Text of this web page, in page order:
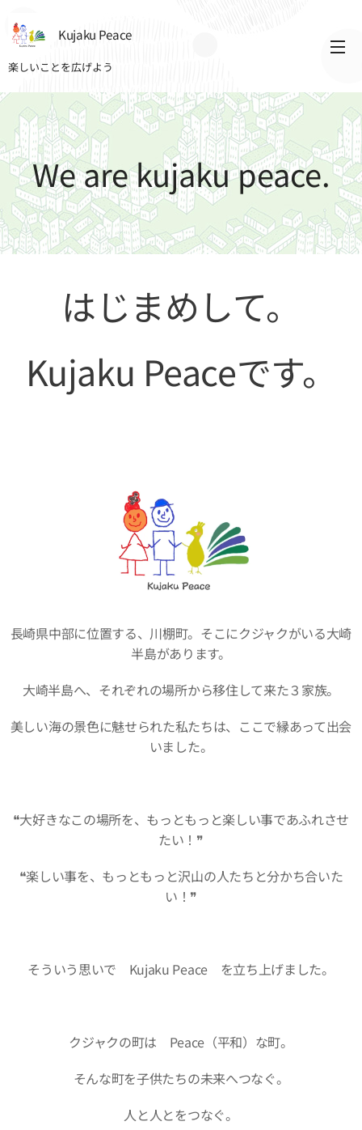
Kujaku Peace
楽しいことを広げよう
We are kujaku peace.
はじまめして。
Kujaku Peaceです。
長崎県中部に位置する、川棚町。そこにクジャクがいる大崎
半島があります。
大崎半島へ、それぞれの場所から移住して来た３家族。
美しい海の景色に魅せられた私たちは、ここで縁あって出会
いました。
❝大好きなこの場所を、もっともっと楽しい事であふれさせ
たい！❞
❝楽しい事を、もっともっと沢山の人たちと分かち合いた
い！❞
そういう思いで Kujaku Peace を立ち上げました。
クジャクの町は Peace（平和）な町。
そんな町を子供たちの未来へつなぐ。
人と人とをつなぐ。